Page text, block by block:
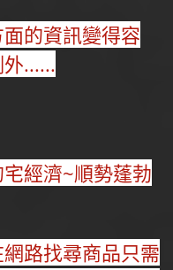
的資訊變得容
......
經濟~順勢蓬勃
路找尋商品只需